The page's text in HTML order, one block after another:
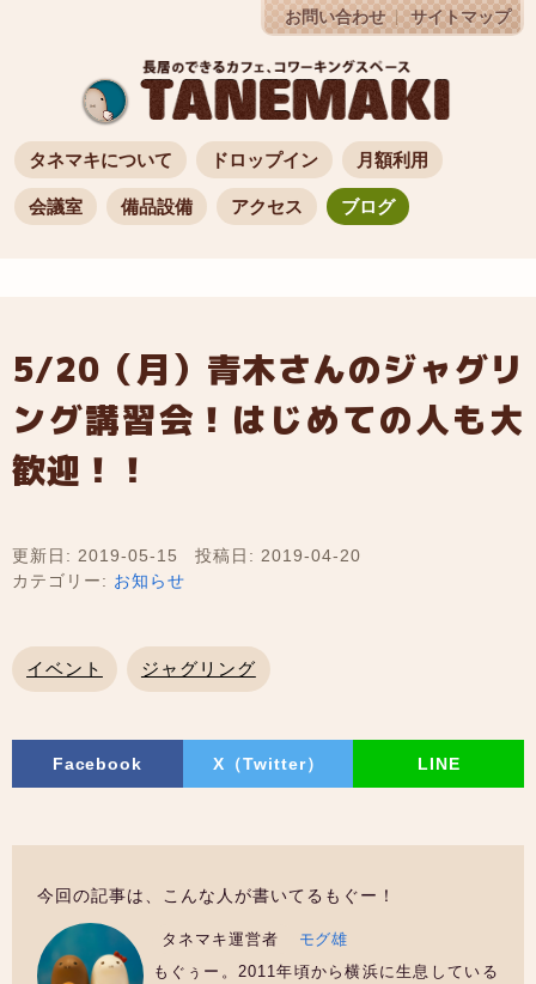
タネマキについて ドロップイン 月額利用
会議室 備品設備 アクセス ブログ
お問い合わせ サイトマップ
5/20（月）青木さんのジャグリ
ング講習会！はじめての人も大
歓迎！！
更新日: 2019-05-15
投稿日: 2019-04-20
カテゴリー: お知らせ
イベント ジャグリング
Facebook X（Twitter） LINE
今回の記事は、こんな人が書いてるもぐー！
タネマキ運営者
モグ雄
もぐぅー。2011年頃から横浜に生息している